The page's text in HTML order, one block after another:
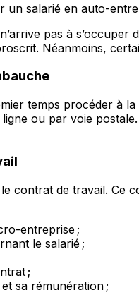
un salarié en auto-
pas à
Néanmoins,
temps procéder à
ou par voie
contrat de travail.
entreprise ;
le salarié ;
;
sa rémunération ;